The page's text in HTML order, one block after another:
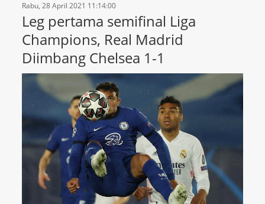
Rabu, 28 April 2021 11:14:00
Leg pertama semifinal Liga
Champions, Real Madrid
Diimbang Chelsea 1-1